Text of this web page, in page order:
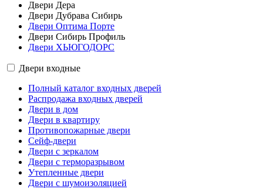
Двери Дера
Двери Дубрава Сибирь
Двери Оптима Порте
Двери Сибирь Профиль
Двери ХЬЮГОДОРС
Двери входные
Полный каталог входных дверей
Распродажа входных дверей
Двери в дом
Двери в квартиру
Противопожарные двери
Сейф-двери
Двери с зеркалом
Двери с терморазрывом
Утепленные двери
Двери с шумоизоляцией